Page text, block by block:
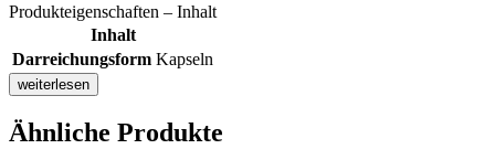
Produkteigenschaften – Inhalt
Inhalt
Darreichungsform Kapseln
weiterlesen
Ähnliche Produkte